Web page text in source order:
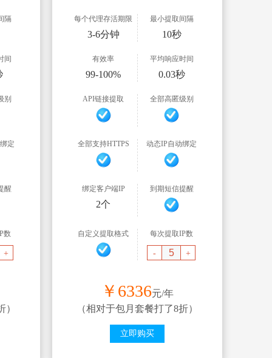
隔
间
别
定
醒
数
+
每个代理存活期限
3-6分钟
最小提取间隔
10秒
有效率
99-100%
平均响应时间
0.03秒
API链接提取 全部高匿级别
全部支持HTTPS 动态IP自动绑定
绑定客户端IP
2个
到期短信提醒
自定义提取格式 每次提取IP数
- +
￥ 6336元/年
（相对于包月套餐打了8折）
立即购买